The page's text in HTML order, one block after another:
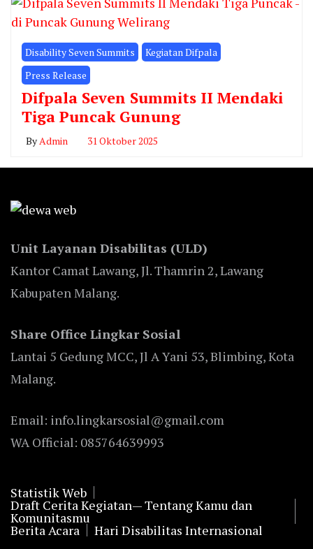
Disability Seven Summits
Kegiatan Difpala
Press Release
Difpala Seven Summits II Mendaki
Tiga Puncak Gunung
ByAdmin 31 Oktober 2025
Unit Layanan Disabilitas (ULD)
Kantor Camat Lawang, Jl. Thamrin 2, Lawang
Kabupaten Malang.
Share Office Lingkar Sosial
Lantai 5 Gedung MCC, Jl A Yani 53, Blimbing, Kota
Malang.
Email: info.lingkarsosial@gmail.com
WA Official: 085764639993
Statistik Web
Draft Cerita Kegiatan— Tentang Kamu dan
Komunitasmu
Berita Acara Hari Disabilitas Internasional